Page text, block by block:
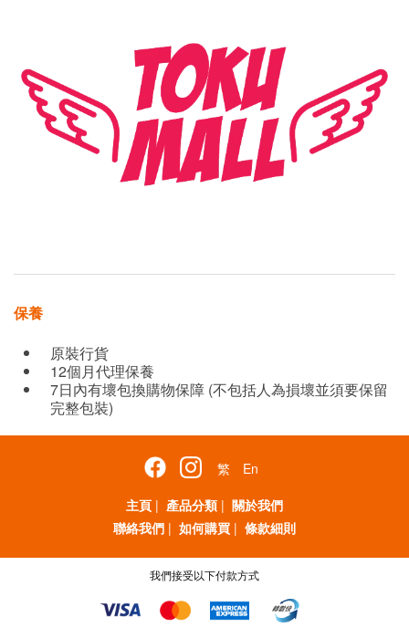
保養
原裝行貨
12個月代理保養
7日內有壞包換購物保障 (不包括人為損壞並須要保留
完整包裝)
繁
En
主頁 | 產品分類 | 關於我們
聯絡我們 | 如何購買 | 條款細則
我們接受以下付款方式